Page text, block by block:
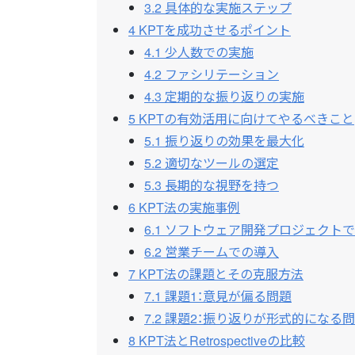
3.2 具体的な実施ステップ
4 KPTを成功させるポイント
4.1 少人数での実施
4.2 ファシリテーション
4.3 定期的な振り返りの実施
5 KPTの有効活用に向けてやるべきこと
5.1 振り返りの効果を最大化
5.2 適切なツールの選定
5.3 長期的な視野を持つ
6 KPT法の実施事例
6.1 ソフトウェア開発プロジェクト
6.2 営業チームでの導入
7 KPT法の課題とその克服方法
7.1 課題1：意見が偏る問題
7.2 課題2：振り返りが形式的になる
8 KPT法とRetrospectiveの比較